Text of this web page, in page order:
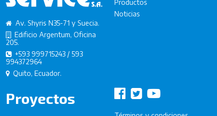
Av. Shyris N35-71 y Suecia.
Edificio Argentum, Oficina
205.
+593 999715243 / 593
994372964
Quito, Ecuador.
Productos
Noticias
Proyectos